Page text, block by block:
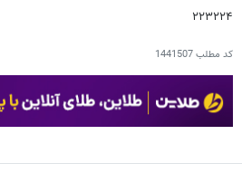
۲۲۳۲۲۴
کد مطلب1441507